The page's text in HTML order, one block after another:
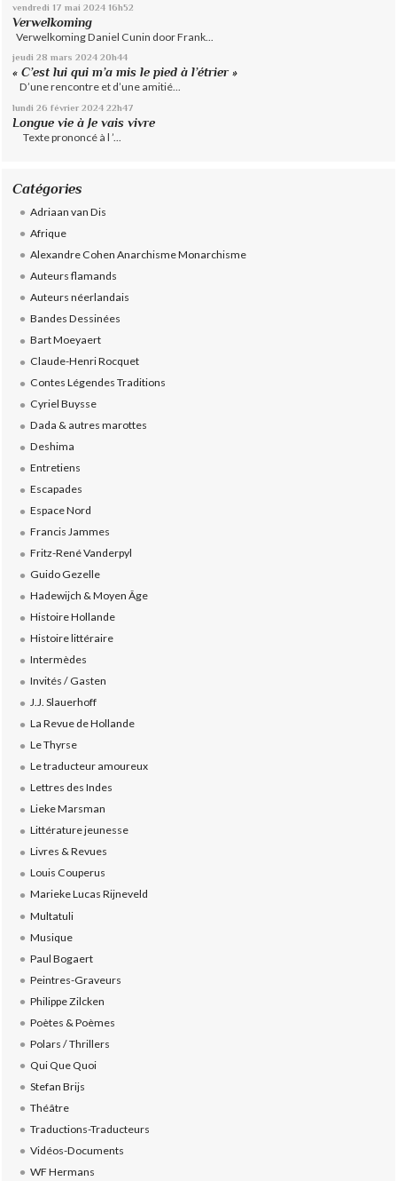
vendredi 17 mai 2024 16h52
Verwelkoming
Verwelkoming Daniel Cunin door Frank...
jeudi 28 mars 2024 20h44
« C’est lui qui m’a mis le pied à l’étrier »
D’une rencontre et d’une amitié...
lundi 26 février 2024 22h47
Longue vie à Je vais vivre
Texte prononcé à l ’...
Catégories
Adriaan van Dis
Afrique
Alexandre Cohen Anarchisme Monarchisme
Auteurs flamands
Auteurs néerlandais
Bandes Dessinées
Bart Moeyaert
Claude-Henri Rocquet
Contes Légendes Traditions
Cyriel Buysse
Dada & autres marottes
Deshima
Entretiens
Escapades
Espace Nord
Francis Jammes
Fritz-René Vanderpyl
Guido Gezelle
Hadewijch & Moyen Âge
Histoire Hollande
Histoire littéraire
Intermèdes
Invités / Gasten
J.J. Slauerhoff
La Revue de Hollande
Le Thyrse
Le traducteur amoureux
Lettres des Indes
Lieke Marsman
Littérature jeunesse
Livres & Revues
Louis Couperus
Marieke Lucas Rijneveld
Multatuli
Musique
Paul Bogaert
Peintres-Graveurs
Philippe Zilcken
Poètes & Poèmes
Polars / Thrillers
Qui Que Quoi
Stefan Brijs
Théâtre
Traductions-Traducteurs
Vidéos-Documents
WF Hermans